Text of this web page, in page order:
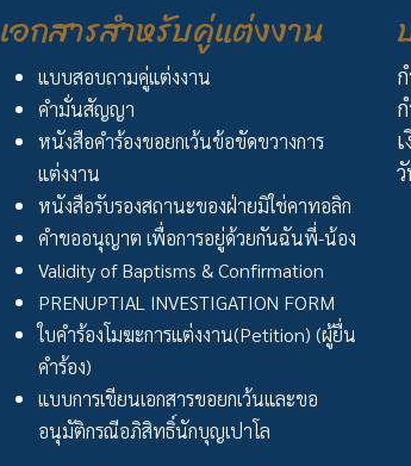
เอกสารสำหรับคู่แต่งงาน
แบบสอบถามคู่แต่งงาน
คำมั่นสัญญา
หนังสือคำร้องขอยกเว้นข้อขัดขวางการ
แต่งงาน
หนังสือรับรองสถานะของฝ่ายมิใช่คาทอลิก
คำขออนุญาต เพื่อการอยู่ด้วยกันฉันพี่-น้อง
Validity of Baptisms & Confirmation
PRENUPTIAL INVESTIGATION FORM
ใบคำร้องโมฆะการแต่งงาน(Petition) (ผู้ยื่น
คำร้อง)
แบบการเขียนเอกสารขอยกเว้นและขอ
อนุมัติกรณีอภิสิทธิ์นักบุญเปาโล